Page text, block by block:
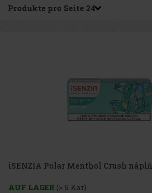
Produkte pro Seite
iSENZIA Polar Menthol Crush náplň
AUF LAGER (> 5 Kar)